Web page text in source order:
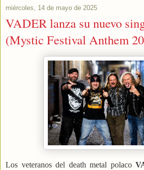
miércoles, 14 de mayo de 2025
VADER lanza su nuevo
(Mystic Festival Anthem
Los veteranos del death metal polaco